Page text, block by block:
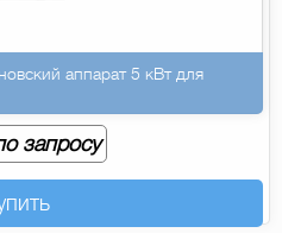
аппарат 5 кВт для
запросу